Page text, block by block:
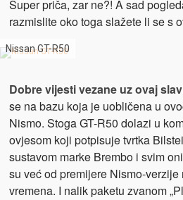
Super priča, zar ne?! A sad
razmislite oko toga slažete li se s
Nissan GT-R50
Dobre vijesti vezane uz ovaj
se na bazu koja je uobličena u
Nismo. Stoga GT-R50 dolazi u
ovjesom koji potpisuje tvrtka
sustavom marke Brembo i svim
su već od premijere Nismo-
vremena. I nalik paketu zvanom